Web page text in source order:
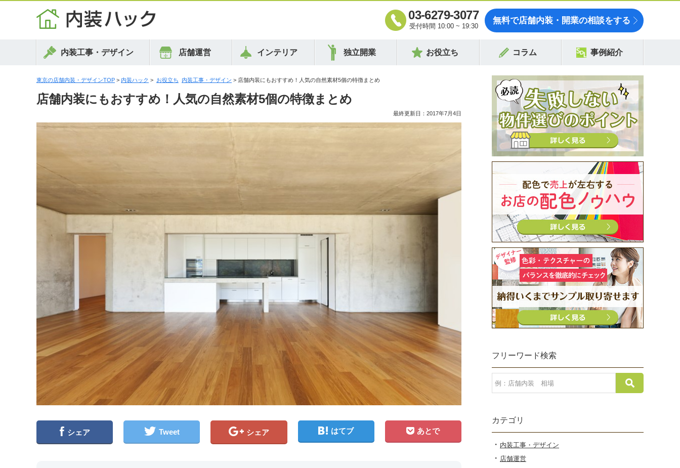
03-6279-3077
受付時間 10:00 ~ 19:30
無料で店舗内装・開業の相談をする
内装工事・デザイン 店舗運営 インテリア 独立開業 お役立ち コラム 事例紹介
東京の店舗内装・デザインTOP > 内装ハック > お役立ち 内装工事・デザイン > 店舗内装にもおすすめ！人気の自然素材5個の特徴まとめ
店舗内装にもおすすめ！人気の自然素材5個の特徴まとめ
最終更新日：2017年7月4日
シェア Tweet シェア はてブ あとで
フリーワード検索
カテゴリ
内装工事・デザイン
店舗運営